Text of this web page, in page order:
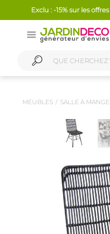
Exclu : -15% sur les
MEUBLES SALLE À